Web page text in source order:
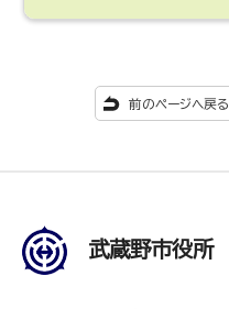
前のページへ戻る
武蔵野市役所